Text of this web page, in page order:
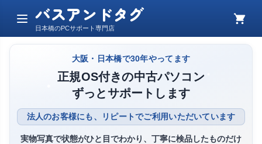
メ
ュ
バスアンドタグ
日本橋のPCサポート専門店
カ
ト
大阪・日本橋で30年やってます
正規OS付きの中古パソコン
ずっとサポートします
法人のお客様にも、リピートでご利用いただいています
実物写真で状態がひと目でわかり、丁寧に検品したものだけ